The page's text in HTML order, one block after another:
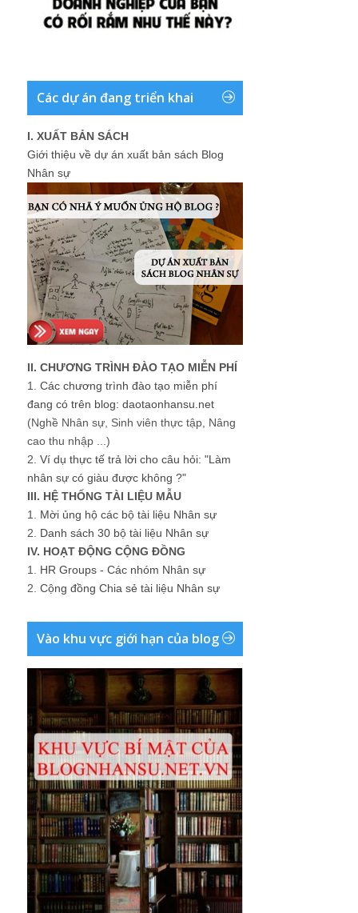
Các dự án đang triển khai
I. XUẤT BẢN SÁCH
Giới thiệu về dự án xuất bản sách Blog
Nhân sự
II. CHƯƠNG TRÌNH ĐÀO TẠO MIỄN PHÍ
1. Các chương trình đào tạo miễn phí
đang có trên blog: daotaonhansu.net
(Nghề Nhân sự, Sinh viên thực tập, Nâng
cao thu nhập ...)
2. Ví dụ thực tế trả lời cho câu hỏi: "Làm
nhân sự có giàu được không ?"
III. HỆ THỐNG TÀI LIỆU MẪU
1. Mời ủng hộ các bộ tài liệu Nhân sự
2. Danh sách 30 bộ tài liệu Nhân sự
IV. HOẠT ĐỘNG CỘNG ĐỒNG
1. HR Groups - Các nhóm Nhân sự
2. Cộng đồng Chia sẻ tài liệu Nhân sự
Vào khu vực giới hạn của blog